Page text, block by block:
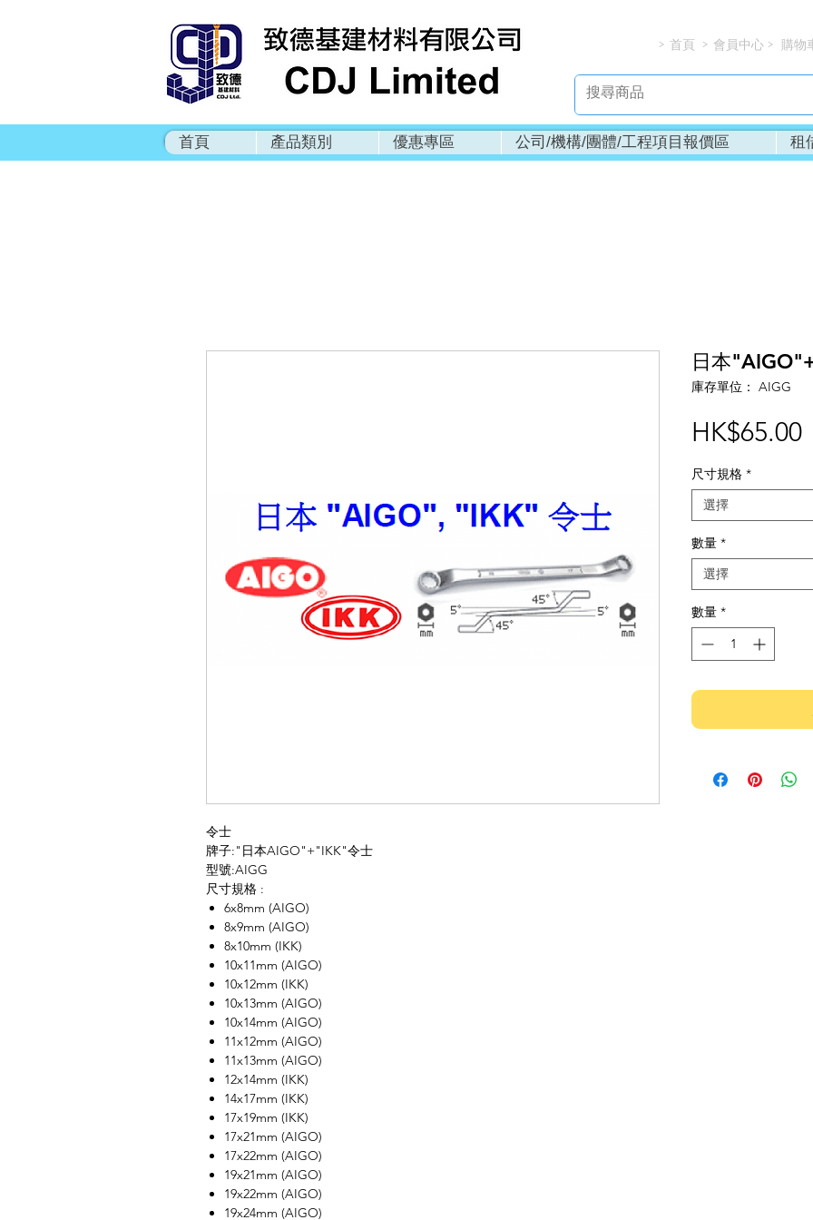
> > >
首頁 會員中心 購物
首頁 產品類別 優惠專區 公司/機構/團體/工程項目報價區 租
令士
牌子:"日本AIGO"+"IKK"令士
型號:AIGG
尺寸規格 :
6x8mm (AIGO)
8x9mm (AIGO)
8x10mm (IKK)
10x11mm (AIGO)
10x12mm (IKK)
10x13mm (AIGO)
10x14mm (AIGO)
11x12mm (AIGO)
11x13mm (AIGO)
12x14mm (IKK)
14x17mm (IKK)
17x19mm (IKK)
17x21mm (AIGO)
17x22mm (AIGO)
19x21mm (AIGO)
19x22mm (AIGO)
19x24mm (AIGO)
日本
庫存單位： AIGG
HK$65.00價
尺寸規格 *
選擇
數量 *
選擇
數量 *